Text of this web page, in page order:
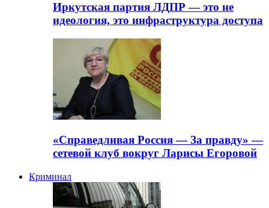
Иркутская партия ЛДПР — это не
идеология, это инфраструктура доступа
«Справедливая Россия — За правду» —
сетевой клуб вокруг Ларисы Егоровой
Криминал